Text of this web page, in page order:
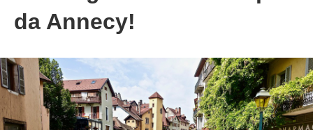
da Annecy!